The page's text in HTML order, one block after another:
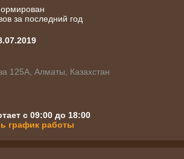
за последний год
125А, Алматы, Казахстан
с 09:00 до 18:00
график работы